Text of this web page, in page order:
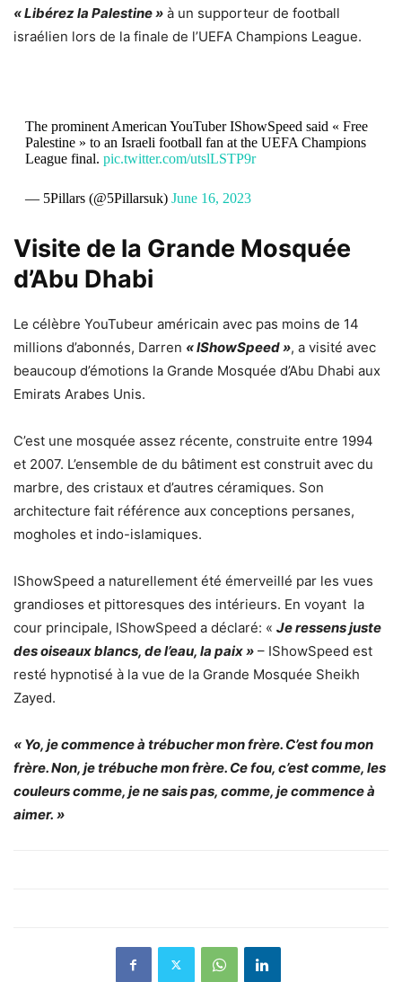
« Libérez la Palestine » à un supporteur de football
israélien lors de la finale de l’UEFA Champions League.
The prominent American YouTuber IShowSpeed said « Free
Palestine » to an Israeli football fan at the UEFA Champions
League final. pic.twitter.com/utslLSTP9r
— 5Pillars (@5Pillarsuk) June 16, 2023
Visite de la Grande Mosquée
d’Abu Dhabi
Le célèbre YouTubeur américain avec pas moins de 14
millions d’abonnés, Darren « IShowSpeed », a visité avec
beaucoup d’émotions la Grande Mosquée d’Abu Dhabi aux
Emirats Arabes Unis.
C’est une mosquée assez récente, construite entre 1994
et 2007. L’ensemble de du bâtiment est construit avec du
marbre, des cristaux et d’autres céramiques. Son
architecture fait référence aux conceptions persanes,
mogholes et indo-islamiques.
IShowSpeed ​​a naturellement été émerveillé par les vues
grandioses et pittoresques des intérieurs. En voyant la
cour principale, IShowSpeed a déclaré: « Je ressens juste
des oiseaux blancs, de l’eau, la paix » – IShowSpeed ​​est
resté hypnotisé à la vue de la Grande Mosquée Sheikh
Zayed.
« Yo, je commence à trébucher mon frère. C’est fou mon
frère. Non, je trébuche mon frère. Ce fou, c’est comme, les
couleurs comme, je ne sais pas, comme, je commence à
aimer. »